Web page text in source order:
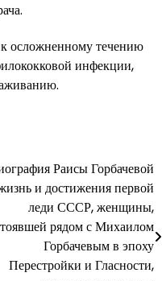
осложненному течению
инфекции,
Раисы Горбачевой
и достижения первой
леди СССР, женщины,
рядом с Михаилом
Горбачевым в эпоху
Перестройки и Гласности,